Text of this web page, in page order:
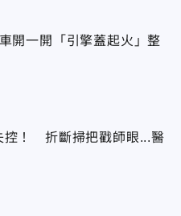
開一開「引擎蓋起火」整
控！ 折斷掃把戳師眼...醫